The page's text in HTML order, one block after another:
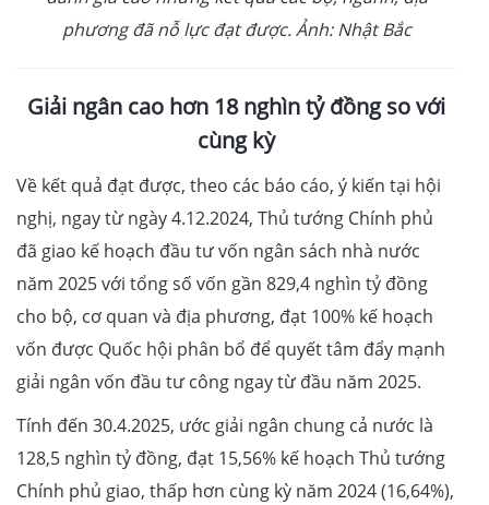
phương đã nỗ lực đạt được. Ảnh: Nhật Bắc
Giải ngân cao hơn 18 nghìn tỷ đồng so với
cùng kỳ
Về kết quả đạt được, theo các báo cáo, ý kiến tại hội
nghị, ngay từ ngày 4.12.2024, Thủ tướng Chính phủ
đã giao kế hoạch đầu tư vốn ngân sách nhà nước
năm 2025 với tổng số vốn gần 829,4 nghìn tỷ đồng
cho bộ, cơ quan và địa phương, đạt 100% kế hoạch
vốn được Quốc hội phân bổ để quyết tâm đẩy mạnh
giải ngân vốn đầu tư công ngay từ đầu năm 2025.
Tính đến 30.4.2025, ước giải ngân chung cả nước là
128,5 nghìn tỷ đồng, đạt 15,56% kế hoạch Thủ tướng
Chính phủ giao, thấp hơn cùng kỳ năm 2024 (16,64%),